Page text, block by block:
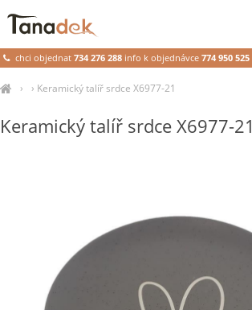
› › Keramický talíř srdce X6977-21
Keramický talíř srdce X6977-21
chci objednat734 276 288 info k objednávce 774 950 525